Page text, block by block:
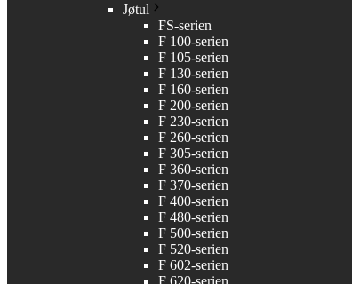
Jøtul
FS-serien
F 100-serien
F 105-serien
F 130-serien
F 160-serien
F 200-serien
F 230-serien
F 260-serien
F 305-serien
F 360-serien
F 370-serien
F 400-serien
F 480-serien
F 500-serien
F 520-serien
F 602-serien
F 620-serien